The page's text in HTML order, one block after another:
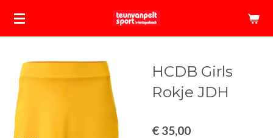
Ga
hoofdinhoud
HCDB Girls
Rokje JDH
€ 35,00